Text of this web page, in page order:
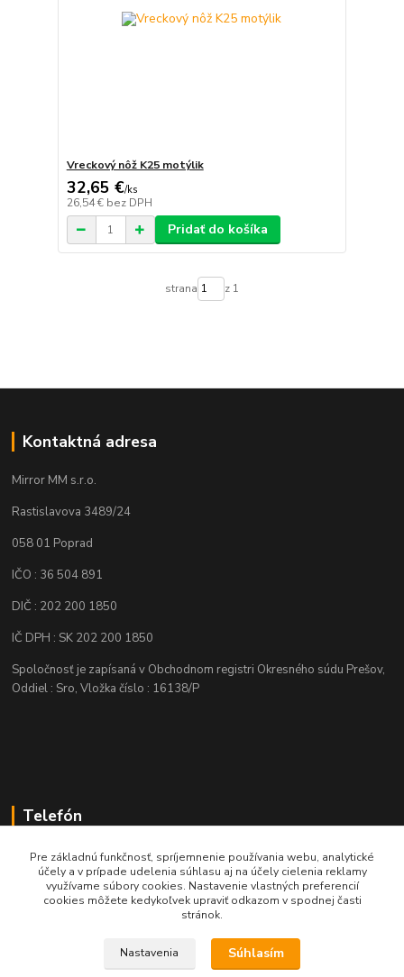
Vreckový nôž K25 motýlik
32,65 €/ks
26,54 € bez DPH
Pridať do košíka
strana z 1
Kontaktná adresa
Mirror MM s.r.o.
Rastislavova 3489/24
058 01 Poprad
IČO : 36 504 891
DIČ : 202 200 1850
IČ DPH : SK 202 200 1850
Spoločnosť je zapísaná v Obchodnom registri Okresného súdu Prešov,
Oddiel : Sro, Vložka číslo : 16138/P
Telefón
+421 905 622 625
obchod@nozeplus.sk
Pre základnú funkčnosť, spríjemnenie používania webu, analytické
účely a v prípade udelenia súhlasu aj na účely cielenia reklamy
využívame súbory cookies. Nastavenie vlastných preferencií
cookies môžete kedykoľvek upraviť odkazom v spodnej časti
stránok.
Nastavenia Súhlasím